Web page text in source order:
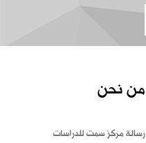
من نحن
رسالة مركز سمت للدراسات